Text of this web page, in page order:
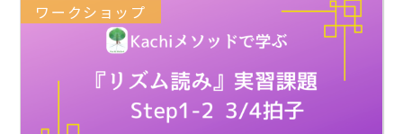
ワークショップ